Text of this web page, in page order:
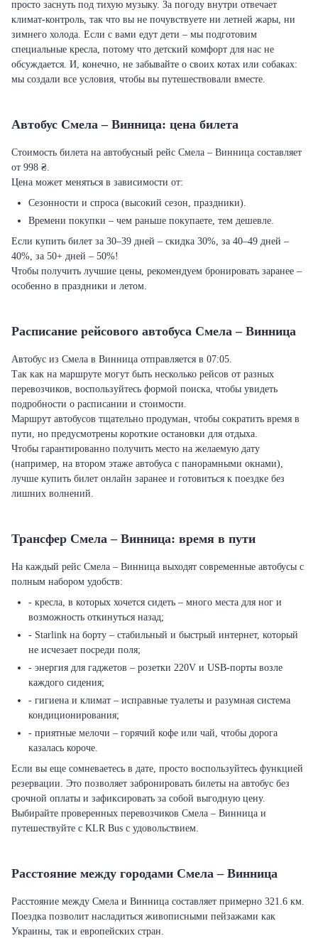
просто заснуть под тихую музыку. За погоду внутри отвечает
климат-контроль, так что вы не почувствуете ни летней жары, ни
зимнего холода. Если с вами едут дети – мы подготовим
специальные кресла, потому что детский комфорт для нас не
обсуждается. И, конечно, не забывайте о своих котах или собаках:
мы создали все условия, чтобы вы путешествовали вместе.
Автобус Смела – Винница: цена билета
Стоимость билета на автобусный рейс Смела – Винница составляет
от 998 ₴.
Цена может меняться в зависимости от:
Сезонности и спроса (высокий сезон, праздники).
Времени покупки – чем раньше покупаете, тем дешевле.
Если купить билет за 30–39 дней – скидка 30%, за 40–49 дней –
40%, за 50+ дней – 50%!
Чтобы получить лучшие цены, рекомендуем бронировать заранее –
особенно в праздники и летом.
Расписание рейсового автобуса Смела – Винница
Автобус из Смела в Винница отправляется в 07:05.
Так как на маршруте могут быть несколько рейсов от разных
перевозчиков, воспользуйтесь формой поиска, чтобы увидеть
подробности о расписании и стоимости.
Маршрут автобусов тщательно продуман, чтобы сократить время в
пути, но предусмотрены короткие остановки для отдыха.
Чтобы гарантированно получить место на желаемую дату
(например, на втором этаже автобуса с панорамными окнами),
лучше купить билет онлайн заранее и готовиться к поездке без
лишних волнений.
Трансфер Смела – Винница: время в пути
На каждый рейс Смела – Винница выходят современные автобусы с
полным набором удобств:
- кресла, в которых хочется сидеть – много места для ног и
возможность откинуться назад;
- Starlink на борту – стабильный и быстрый интернет, который
не исчезает посреди поля;
- энергия для гаджетов – розетки 220V и USB-порты возле
каждого сидения;
- гигиена и климат – исправные туалеты и разумная система
кондиционирования;
- приятные мелочи – горячий кофе или чай, чтобы дорога
казалась короче.
Если вы еще сомневаетесь в дате, просто воспользуйтесь функцией
резервации. Это позволяет забронировать билеты на автобус без
срочной оплаты и зафиксировать за собой выгодную цену.
Выбирайте проверенных перевозчиков Смела – Винница и
путешествуйте с KLR Bus с удовольствием.
Расстояние между городами Смела – Винница
Расстояние между Смела и Винница составляет примерно 321.6 км.
Поездка позволит насладиться живописными пейзажами как
Украины, так и европейских стран.